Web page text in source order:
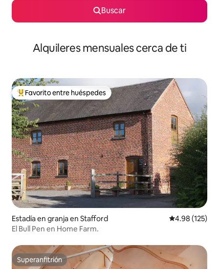
Buscar
Alquileres mensuales cerca de ti
Favorito entre huéspedes preferido
Favorito entre huéspedes
Estadía en granja en Stafford Calificación
4.98 (125)
El Bull Pen en Home Farm.
Superanfitrión
Superanfitrión